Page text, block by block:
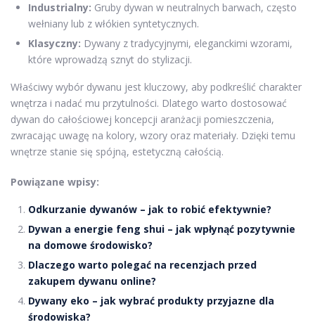
Industrialny: Gruby dywan w neutralnych barwach, często
wełniany lub z włókien syntetycznych.
Klasyczny: Dywany z tradycyjnymi, eleganckimi wzorami,
które wprowadzą sznyt do stylizacji.
Właściwy wybór dywanu jest kluczowy, aby podkreślić charakter
wnętrza i nadać mu przytulności. Dlatego warto dostosować
dywan do całościowej koncepcji aranżacji pomieszczenia,
zwracając uwagę na kolory, wzory oraz materiały. Dzięki temu
wnętrze stanie się spójną, estetyczną całością.
Powiązane wpisy:
Odkurzanie dywanów – jak to robić efektywnie?
Dywan a energie feng shui – jak wpłynąć pozytywnie
na domowe środowisko?
Dlaczego warto polegać na recenzjach przed
zakupem dywanu online?
Dywany eko – jak wybrać produkty przyjazne dla
środowiska?